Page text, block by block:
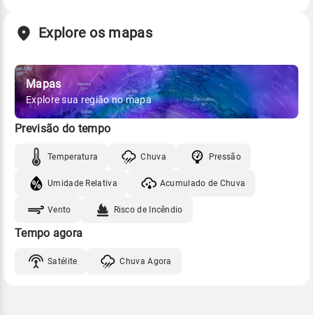
Explore os mapas
Mapas
Explore sua região no mapa
Previsão do tempo
Temperatura Chuva Pressão
Umidade Relativa Acumulado de Chuva
Vento Risco de Incêndio
Tempo agora
Satélite Chuva Agora